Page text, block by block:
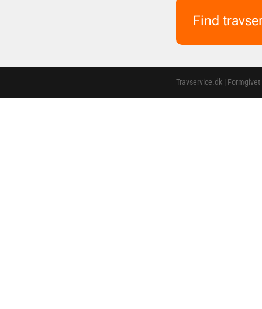
Find
Travservice.dk |